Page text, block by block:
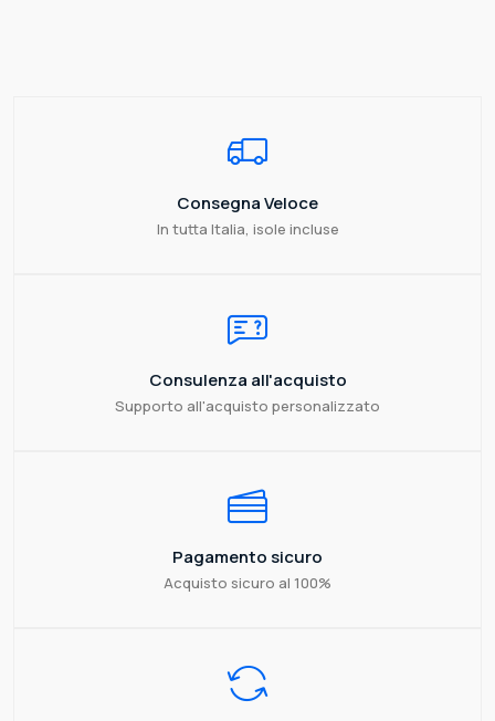
Consegna Veloce
In tutta Italia, isole incluse
Consulenza all'acquisto
Supporto all'acquisto personalizzato
Pagamento sicuro
Acquisto sicuro al 100%